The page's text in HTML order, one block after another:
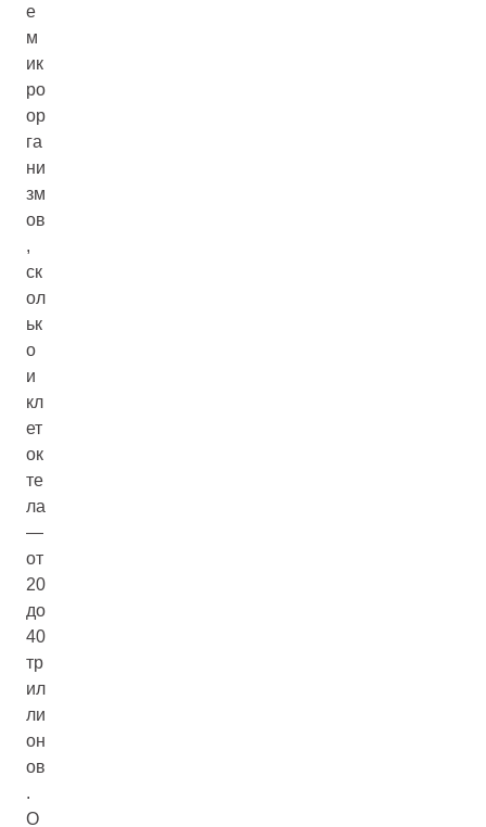
е
м
ик
ро
ор
га
ни
зм
ов
,
ск
ол
ьк
о
и
кл
ет
ок
те
ла
—
от
20
до
40
тр
ил
ли
он
ов
.
О